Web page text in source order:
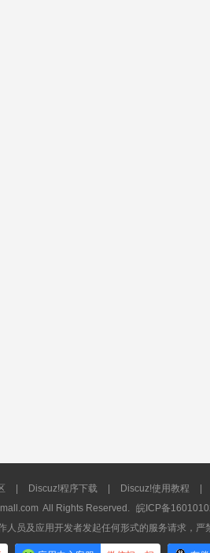
Discuz!程序下载 Discuz!使用教程
All Rights Reserved. 皖ICP备
人员及应用开发者发起任何形式的服务请求，